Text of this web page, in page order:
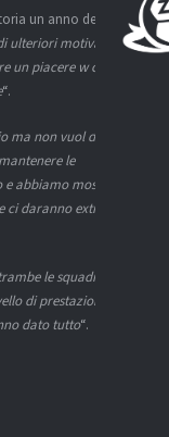
un anno della
ulteriori motivazioni,
un piacere w con il
“.
non vuol dire nel
le
abbiamo mostrato
daranno extra
le squadre e
di prestazioni,
dato tutto“.